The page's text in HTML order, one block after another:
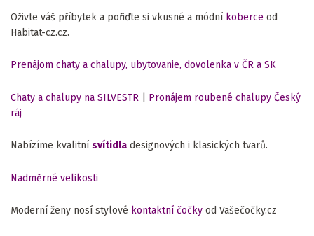
Oživte váš příbytek a pořiďte si vkusné a módní koberce od
Habitat-cz.cz.
Prenájom chaty a chalupy, ubytovanie, dovolenka v ČR a SK
Chaty a chalupy na SILVESTR
Pronájem roubené chalupy Český
ráj
Nabízíme kvalitní svítidla designových i klasických tvarů.
Nadměrné velikosti
Moderní ženy nosí stylové kontaktní čočky od Vašečočky.cz